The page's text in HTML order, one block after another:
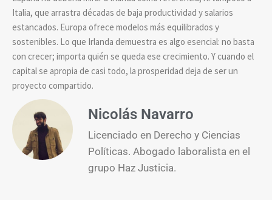
Italia, que arrastra décadas de baja productividad y salarios
estancados. Europa ofrece modelos más equilibrados y
sostenibles. Lo que Irlanda demuestra es algo esencial: no basta
con crecer; importa quién se queda ese crecimiento. Y cuando el
capital se apropia de casi todo, la prosperidad deja de ser un
proyecto compartido.
Nicolás Navarro
Licenciado en Derecho y Ciencias
Políticas. Abogado laboralista en el
grupo Haz Justicia.